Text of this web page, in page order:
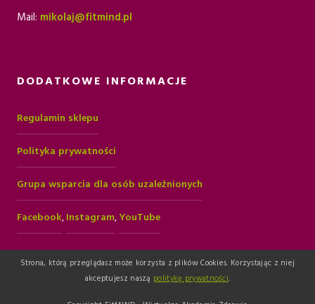
Mail: mikolaj@fitmind.pl
DODATKOWE INFORMACJE
Regulamin sklepu
Polityka prywatności
Grupa wsparcia dla osób uzależnionych
Facebook, Instagram, YouTube
Strona, którą przeglądasz może korzysta z plików Cookies. Korzystając z niej
akceptujesz naszą politykę prywatności.